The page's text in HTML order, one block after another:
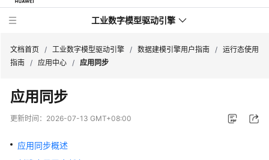
工业数字模型驱动引擎
新
动
文档首页 / 工业数字模型驱动引擎 / 数据建模引擎用户指南 / 运行态使用
指南 / 应用中心 / 应用同步
应用同步
更新时间： 2026-07-13 GMT+08:00
应用同步概述